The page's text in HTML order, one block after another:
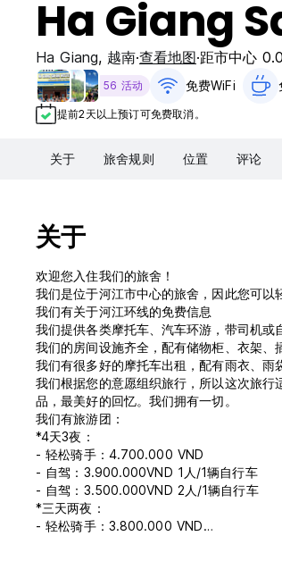
Ha Giang
Ha Giang, 越南 查看地图 距市中心
56 活动 免费WiFi
提前2天以上预订可免费取消。
关于 旅舍规则 位置 评论
关于
欢迎您入住我们的旅舍！
我们是位于河江市中心的旅舍，因此您可以
我们有关于河江环线的免费信息
我们提供各类摩托车、汽车环游，带司机
我们的房间设施齐全，配有储物柜、衣架、
我们有很多好的摩托车出租，配有雨衣、雨
我们根据您的意愿组织旅行，所以这次旅
品，最美好的回忆。我们拥有一切。
我们有旅游团：
*4天3夜：
- 轻松骑手：4.700.000 VND
- 自驾：3.900.000VND 1人/1辆自行车
- 自驾：3.500.000VND 2人/1辆自行车
*三天两夜：
- 轻松骑手：3.800.000 VND